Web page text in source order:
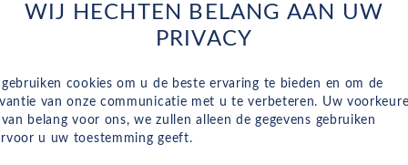
Corsa-e
Edition BEV Long Range
Elektrisch Automaat December 2025 77 Km
JSP-73-D
White (licht Wit)
WIJ HECHTEN BELANG AAN UW
PRIVACY
cookies om u de beste ervaring te bieden en om de
van onze communicatie met u te verbeteren. Uw
belang voor ons, we zullen alleen de gegevens gebruiken
u uw toestemming geeft.